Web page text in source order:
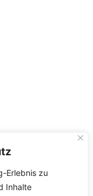
Erlebnis zu
Inhalte